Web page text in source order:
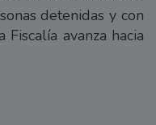
detenidas y con
avanza hacia